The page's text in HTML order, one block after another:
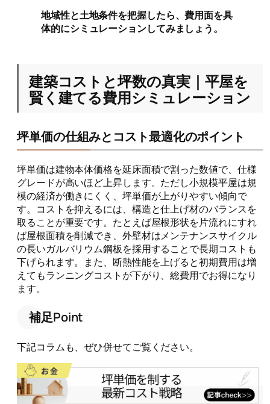
地域性と土地条件を把握したら、費用面を具
体的にシミュレーションしてみましょう。
建築コストと坪数の真実｜平屋を
賢く建てる費用シミュレーション
坪単価の仕組みとコスト最適化のポイント
坪単価は建物本体価格を延床面積で割った数値で、仕様
グレードが高いほど上昇します。ただし小規模平屋は規
模の経済が働きにくく、坪単価が上がりやすい傾向で
す。コストを抑えるには、構造と仕上げ材のバランスを
取ることが重要です。たとえば屋根形状を片流れにすれ
ば屋根面積を削減でき、外壁材はメンテナンスサイクル
の長いガルバリウム鋼板を採用することで長期コストも
下げられます。また、断熱性能を上げると初期費用は増
えてもランニングコストが下がり、総費用でお得になり
ます。
補足Point
下記コラムも、ぜひ併せてご覧ください。